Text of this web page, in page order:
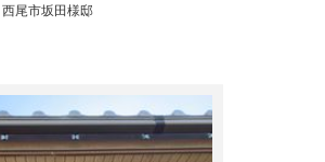
西尾市坂田様邸